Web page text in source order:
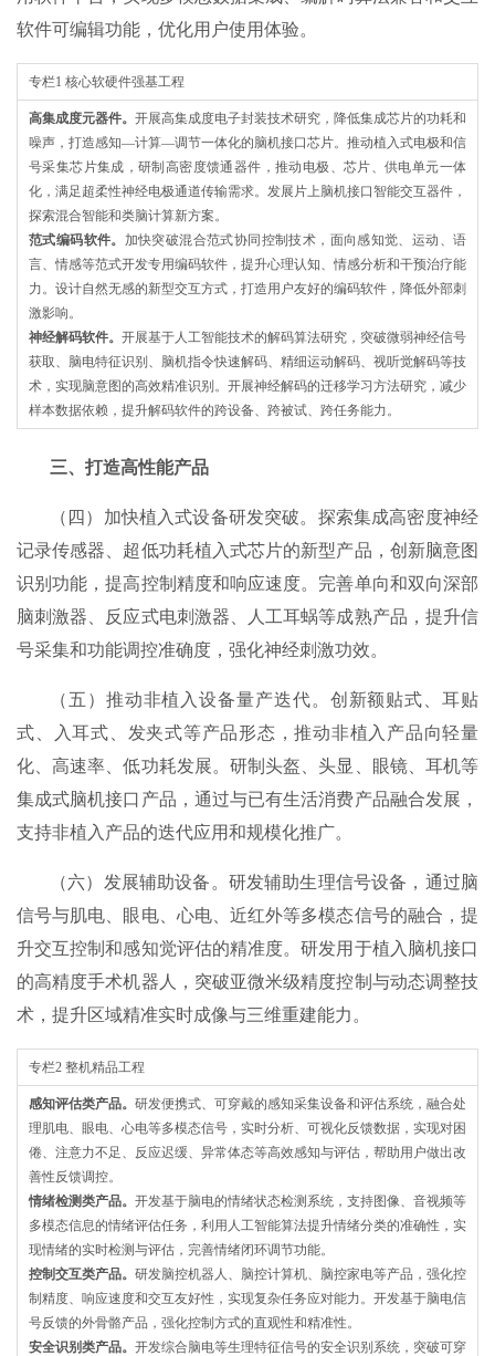
软件可编辑功能，优化用户使用体验。
专栏1 核心软硬件强基工程
高集成度元器件。 开展高集成度电子封装技术研究，降低集成芯片的功耗和
噪声，打造感知—计算—调节一体化的脑机接口芯片。推动植入式电极和信
号采集芯片集成，研制高密度馈通器件，推动电极、芯片、供电单元一体
化，满足超柔性神经电极通道传输需求。发展片上脑机接口智能交互器件，
探索混合智能和类脑计算新方案。
范式编码软件。 加快突破混合范式协同控制技术，面向感知觉、运动、语
言、情感等范式开发专用编码软件，提升心理认知、情感分析和干预治疗能
力。设计自然无感的新型交互方式，打造用户友好的编码软件，降低外部刺
激影响。
神经解码软件。 开展基于人工智能技术的解码算法研究，突破微弱神经信号
获取、脑电特征识别、脑机指令快速解码、精细运动解码、视听觉解码等技
术，实现脑意图的高效精准识别。开展神经解码的迁移学习方法研究，减少
样本数据依赖，提升解码软件的跨设备、跨被试、跨任务能力。
三、打造高性能产品
（四）加快植入式设备研发突破。探索集成高密度神经
记录传感器、超低功耗植入式芯片的新型产品，创新脑意图
识别功能，提高控制精度和响应速度。完善单向和双向深部
脑刺激器、反应式电刺激器、人工耳蜗等成熟产品，提升信
号采集和功能调控准确度，强化神经刺激功效。
（五）推动非植入设备量产迭代。创新额贴式、耳贴
式、入耳式、发夹式等产品形态，推动非植入产品向轻量
化、高速率、低功耗发展。研制头盔、头显、眼镜、耳机等
集成式脑机接口产品，通过与已有生活消费产品融合发展，
支持非植入产品的迭代应用和规模化推广。
（六）发展辅助设备。研发辅助生理信号设备，通过脑
信号与肌电、眼电、心电、近红外等多模态信号的融合，提
升交互控制和感知觉评估的精准度。研发用于植入脑机接口
的高精度手术机器人，突破亚微米级精度控制与动态调整技
术，提升区域精准实时成像与三维重建能力。
专栏2 整机精品工程
感知评估类产品。 研发便携式、可穿戴的感知采集设备和评估系统，融合处
理肌电、眼电、心电等多模态信号，实时分析、可视化反馈数据，实现对困
倦、注意力不足、反应迟缓、异常体态等高效感知与评估，帮助用户做出改
善性反馈调控。
情绪检测类产品。 开发基于脑电的情绪状态检测系统，支持图像、音视频等
多模态信息的情绪评估任务，利用人工智能算法提升情绪分类的准确性，实
现情绪的实时检测与评估，完善情绪闭环调节功能。
控制交互类产品。 研发脑控机器人、脑控计算机、脑控家电等产品，强化控
制精度、响应速度和交互友好性，实现复杂任务应对能力。开发基于脑电信
号反馈的外骨骼产品，强化控制方式的直观性和精准性。
安全识别类产品。 开发综合脑电等生理特征信号的安全识别系统，突破可穿